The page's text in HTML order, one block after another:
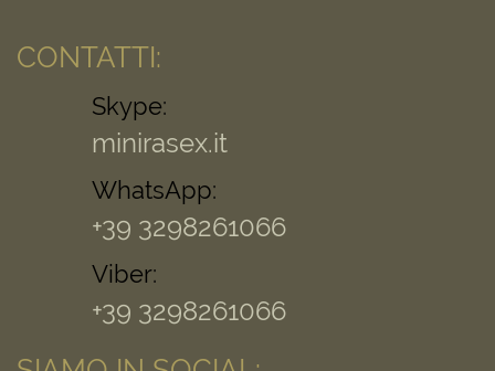
CONTATTI:
Skype:
minirasex.it
WhatsApp:
+39 3298261066
Viber:
+39 3298261066